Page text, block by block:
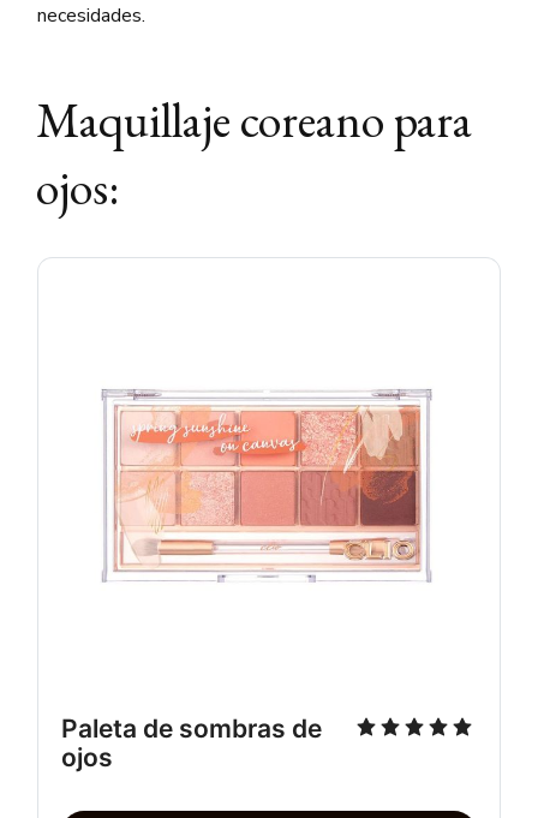
necesidades.
Maquillaje coreano para
ojos:
Paleta de sombras de
ojos